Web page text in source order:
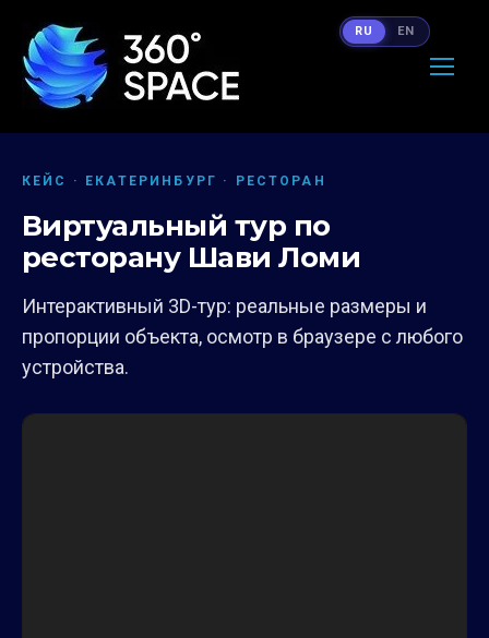
КЕЙС · ЕКАТЕРИНБУРГ · РЕСТОРАН
Виртуальный тур по
ресторану Шави Ломи
Интерактивный 3D-тур: реальные размеры и
пропорции объекта, осмотр в браузере с любого
устройства.
RU EN